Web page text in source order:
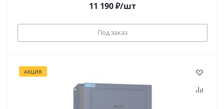
11 190₽/шт
Под заказ
АКЦИЯ